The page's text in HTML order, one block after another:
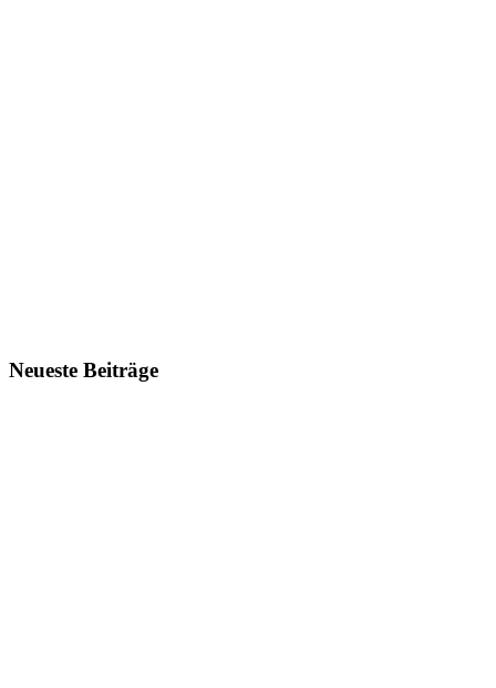
Neueste Beiträge